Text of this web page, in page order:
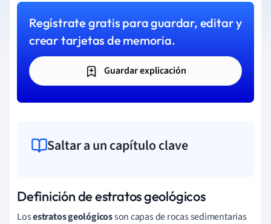
Regístrate gratis para guardar, editar y
crear tarjetas de memoria.
Guardar explicación
Saltar a un capítulo clave
Definición de estratos geológicos
Losestratos geológicosson capas de rocas sedimentarias